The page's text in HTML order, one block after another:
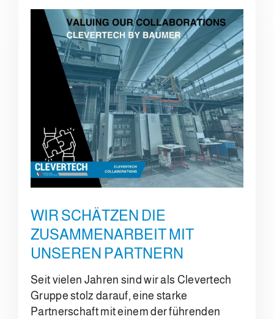
WIR SCHÄTZEN DIE
ZUSAMMENARBEIT MIT
UNSEREN PARTNERN
Seit vielen Jahren sind wir als Clevertech
Gruppe stolz darauf, eine starke
Partnerschaft mit einem der führenden